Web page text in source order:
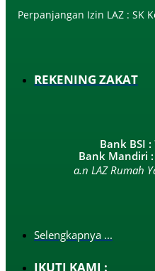
Perpanjangan Izin LAZ : SK
REKENING ZAKAT
Bank BSI
Bank Mandiri
a.n LAZ Rumah
Selengkapnya ...
IKUTI KAMI :